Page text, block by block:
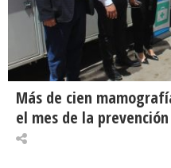
Más de cien
el mes de la